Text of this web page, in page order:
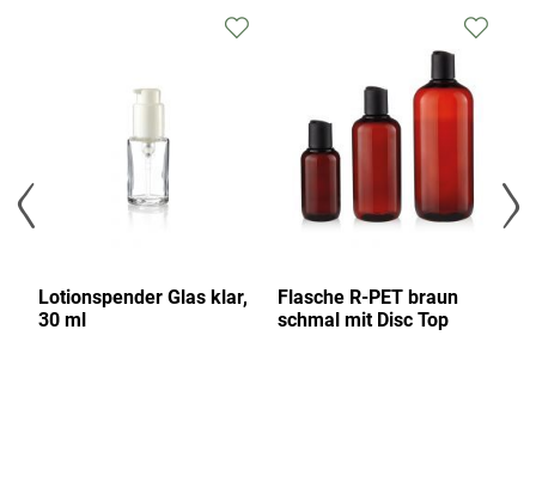
Lotionspender Glas klar,
30 ml
Flasche R-PET braun
schmal mit Disc Top